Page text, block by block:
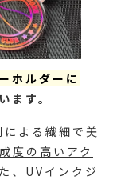
ホルダーに
ます。
よる繊細で美
度の高いアク
、UVインクジ